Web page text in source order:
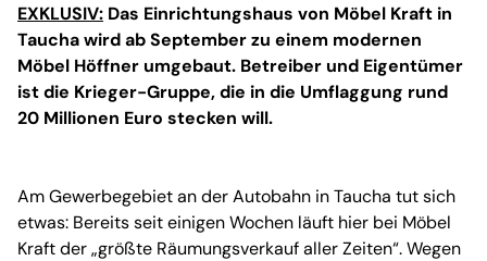
EXKLUSIV: Das Einrichtungshaus von Möbel Kraft in
Taucha wird ab September zu einem modernen
Möbel Höffner umgebaut. Betreiber und Eigentümer
ist die Krieger-Gruppe, die in die Umflaggung rund
20 Millionen Euro stecken will.
Am Gewerbegebiet an der Autobahn in Taucha tut sich
etwas: Bereits seit einigen Wochen läuft hier bei Möbel
Kraft der „größte Räumungsverkauf aller Zeiten“. Wegen